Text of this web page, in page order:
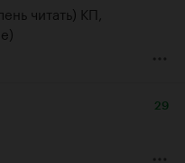
читать) КП,
29